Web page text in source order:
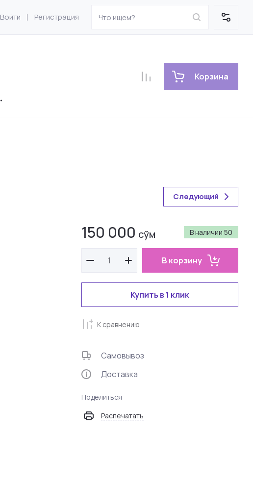
Войти Регистрация
Корзина
Следующий
В наличии 50
150 000 сўм
В корзину
Купить в 1 клик
К сравнению
Самовывоз
Доставка
Поделиться
Распечатать